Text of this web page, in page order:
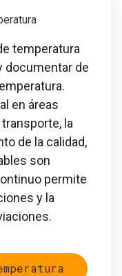
temperatura
documentar de
en áreas
la
de la calidad,
son
permite
y la